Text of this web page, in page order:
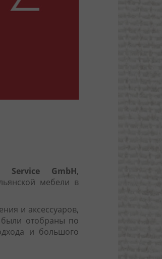
Service GmbH,
мебели в
и аксессуаров,
были отобраны по
и большого